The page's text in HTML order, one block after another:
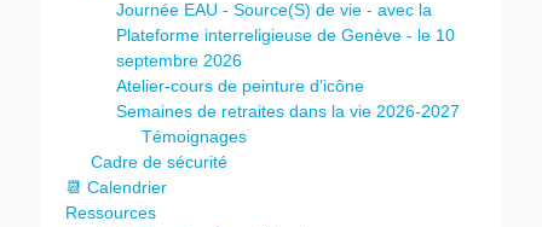
Journée EAU - Source(S) de vie - avec la
Plateforme interreligieuse de Genève - le 10
septembre 2026
Atelier-cours de peinture d’icône
Semaines de retraites dans la vie 2026-2027
Témoignages
Cadre de sécurité
📆 Calendrier
Ressources